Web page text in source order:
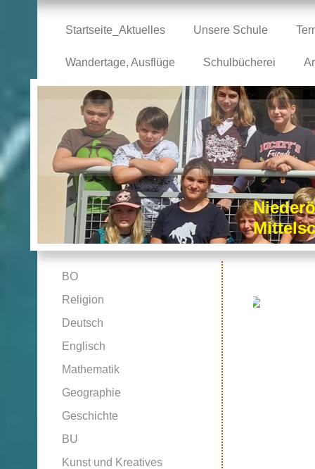
Startseite_Aktuelles Unsere Schule
Wandertage, Ausflüge Schulbücherei
BO
Religion
Deutsch
Englisch
Mathematik
Geographie
Geschichte
BU
Kunst und Kreatives